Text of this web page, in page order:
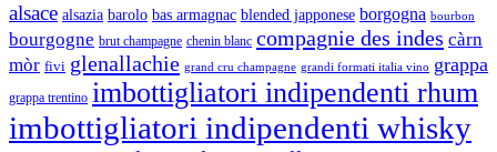
alsace alsazia barolo bas armagnac blended japponese borgogna bourbon
bourgogne brut champagne chenin blanc compagnie des indes càrn
mòr fivi glenallachie grand cru champagne grandi formati italia vino grappa
grappa trentino imbottigliatori indipendenti rhum
imbottigliatori indipendenti whisky